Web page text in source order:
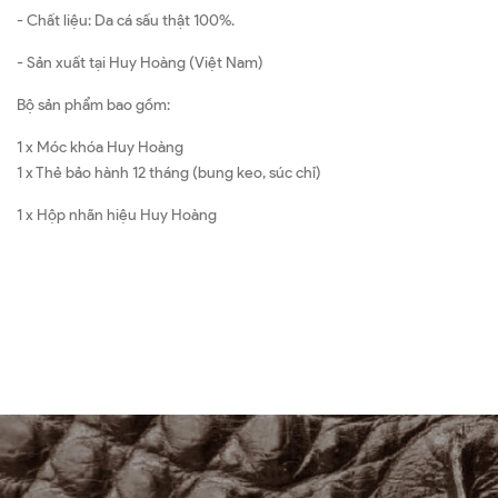
- Chất liệu: Da cá sấu thật 100%.
- Sản xuất tại Huy Hoàng (Việt Nam)
Bộ sản phẩm bao gồm:
1 x Móc khóa Huy Hoàng
1 x Thẻ bảo hành 12 tháng (bung keo, súc chỉ)
1 x Hộp nhãn hiệu Huy Hoàng